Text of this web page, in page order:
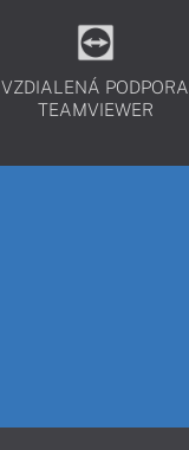
VZDIALENÁ PODPORA
TEAMVIEWER